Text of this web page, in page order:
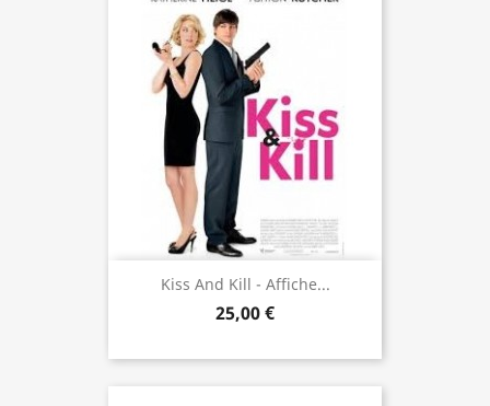
Kiss And Kill - Affiche...
25,00 €